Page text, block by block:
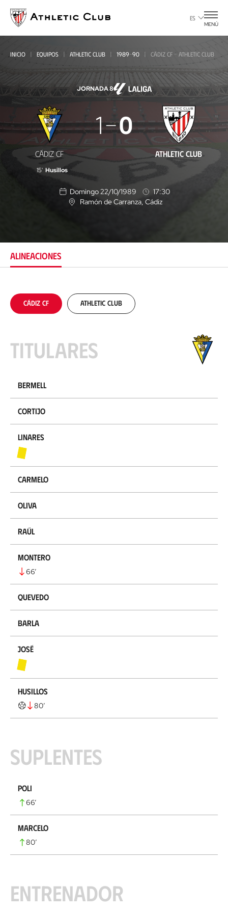
contenido
principal
ES
MENÚ
INICIO EQUIPOS ATHLETIC CLUB 1989-90 CÁDIZ CF - ATHLETIC CLUB
JORNADA 8
Cádiz
CF
-
Athletic
CÁDIZ CF
1 0
ATHLETIC CLUB
15' Husillos
Domingo 22/10/1989
17:30
U
ó
Ramón de Carranza, Cádiz
ALINEACIONES
Cádiz CF Athletic Club
Titulares
Bermell
Cortijo
Linares
Carmelo
Oliva
Raúl
Montero
66’
Quevedo
Barla
José
Husillos
80’
Suplentes
Poli
66’
Marcelo
80’
Entrenador